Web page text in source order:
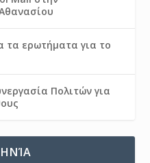
τα ερωτήματα για το
Πολιτών για